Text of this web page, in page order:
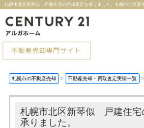
札幌市の不動産売却 > 不動産売却・買取査定実績一覧 >
札幌市北区新琴似 戸建住宅
承りました。